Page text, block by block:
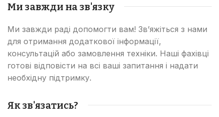
Ми завжди на зв'язку
Ми завжди раді допомогти вам! Зв’яжіться з нами
для отримання додаткової інформації,
консультацій або замовлення техніки. Наші фахівці
готові відповісти на всі ваші запитання і надати
необхідну підтримку.
Як зв'язатись?